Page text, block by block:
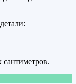
сантиметров.